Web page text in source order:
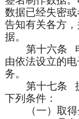
数据已经失密
告知有关各方
据。
第十六条
由依法设立的
务。
第十七条
下列条件：
（一）取